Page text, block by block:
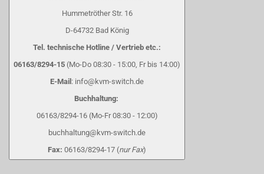
Hummetröther Str. 16
D-64732 Bad König
Tel. technische Hotline / Vertrieb etc.:
06163/8294-15 (Mo-Do 08:30 - 15:00, Fr bis 14:00)
E-Mail : info@kvm-switch.de
Buchhaltung:
06163/8294-16 (Mo-Fr 08:30 - 12:00)
buchhaltung@kvm-switch.de
Fax: 06163/8294-17 (nur Fax)